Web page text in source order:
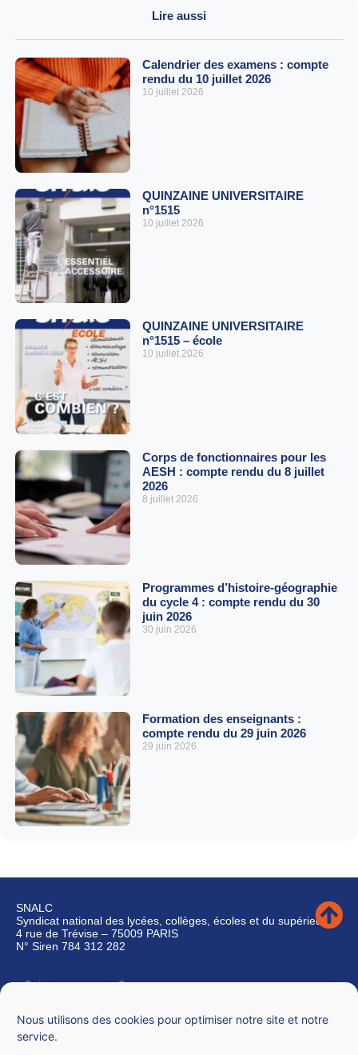
Nous utilisons des cookies pour optimiser notre site et notre
service.
Lire aussi
Calendrier des examens : compte
rendu du 10 juillet 2026
10 juillet 2026
QUINZAINE UNIVERSITAIRE
n°1515
10 juillet 2026
QUINZAINE UNIVERSITAIRE
n°1515 – école
10 juillet 2026
Corps de fonctionnaires pour les
AESH : compte rendu du 8 juillet
2026
8 juillet 2026
Programmes d’histoire-géographie
du cycle 4 : compte rendu du 30
juin 2026
30 juin 2026
Formation des enseignants :
compte rendu du 29 juin 2026
29 juin 2026
SNALC
Syndicat national des lycées, collèges, écoles et du supérieur
4 rue de Trévise – 75009 PARIS
N° Siren 784 312 282
Qui sommes-nous ?